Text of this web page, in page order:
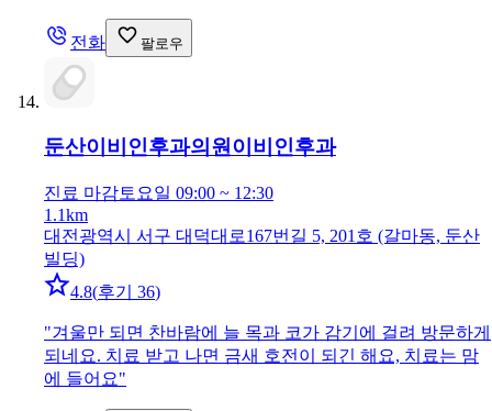
전화 팔로우
둔산이비인후과의원 이비인후과
진료 마감토요일 09:00 ~ 12:30
1.1km
대전광역시 서구 대덕대로167번길 5, 201호 (갈마동, 둔산
빌딩)
4.8(후기 36)
"겨울만 되면 찬바람에 늘 목과 코가 감기에 걸려 방문하게
되네요. 치료 받고 나면 금새 호전이 되긴 해요, 치료는 맘
에 들어요"